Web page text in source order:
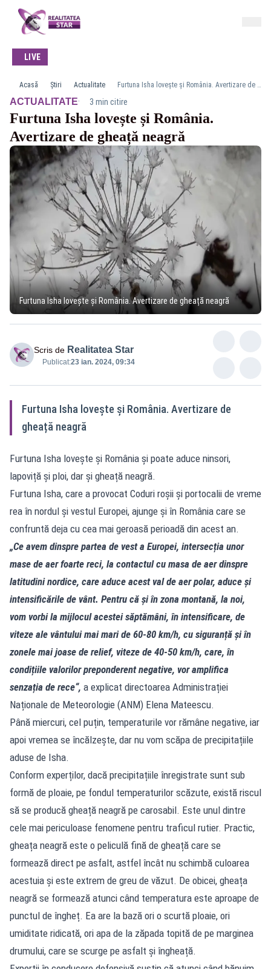
LIVE
Acasă Știri Actualitate Furtuna Isha lovește și România. Avertizare de gheață neagră
ACTUALITATE· 3 min citire
Furtuna Isha lovește și România.
Avertizare de gheață neagră
Furtuna Isha lovește și România. Avertizare de gheață neagră
Scris de Realitatea Star
Publicat:23 ian. 2024, 09:34
Furtuna Isha lovește și România. Avertizare de
gheață neagră
Furtuna Isha lovește și România și poate aduce ninsori,
lapoviță și ploi, dar și gheață neagră.
Furtuna Isha, care a provocat Coduri roşii şi portocalii de vreme
rea în nordul şi vestul Europei, ajunge și în România care se
confruntă deja cu cea mai geroasă perioadă din acest an.
„Ce avem dinspre partea de vest a Europei, intersecția unor
mase de aer foarte reci, la contactul cu masa de aer dinspre
latitudini nordice, care aduce acest val de aer polar, aduce și
intensificările de vânt. Pentru că și în zona montană, la noi,
vom vorbi la mijlocul acestei săptămâni, în intensificare, de
viteze ale vântului mai mari de 60-80 km/h, cu siguranță și în
zonele mai joase de relief, viteze de 40-50 km/h, care, în
condițiile valorilor preponderent negative, vor amplifica
senzația de rece“, a explicat directoarea Administrației
Naționale de Meteorologie (ANM) Elena Mateescu.
Până miercuri, cel puțin, temperaturile vor rămâne negative, iar
apoi vremea se încălzește, dar nu vom scăpa de precipitațiile
aduse de Isha.
Conform experților, dacă precipitațiile înregistrate sunt sub
formă de ploaie, pe fondul temperaturilor scăzute, există riscul
să se producă gheață neagră pe carosabil. Este unul dintre
cele mai periculoase fenomene pentru traficul rutier. Practic,
gheața neagră este o peliculă fină de gheață care se
formează direct pe asfalt, astfel încât nu schimbă culoarea
acestuia și este extrem de greu de văzut. De obicei, gheața
neagră se formează atunci când temperatura este aproape de
punctul de îngheț. Ea are la bază ori o scurtă ploaie, ori
umiditate ridicată, ori apa de la zăpada topită de pe marginea
drumului, care se scurge pe asfalt și îngheață.